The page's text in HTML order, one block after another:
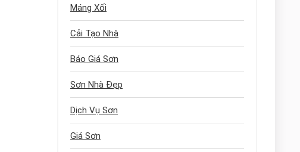
Máng Xối
Cải Tạo Nhà
Báo Giá Sơn
Sơn Nhà Đẹp
Dịch Vụ Sơn
Giá Sơn